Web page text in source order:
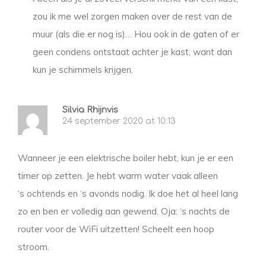
zou ik me wel zorgen maken over de rest van de
muur (als die er nog is)… Hou ook in de gaten of er
geen condens ontstaat achter je kast, want dan
kun je schimmels krijgen.
Silvia Rhijnvis
24 september 2020 at 10:13
Wanneer je een elektrische boiler hebt, kun je er een
timer op zetten. Je hebt warm water vaak alleen
‘s ochtends en ‘s avonds nodig. Ik doe het al heel lang
zo en ben er volledig aan gewend. Oja: ‘s nachts de
router voor de WiFi uitzetten! Scheelt een hoop
stroom.